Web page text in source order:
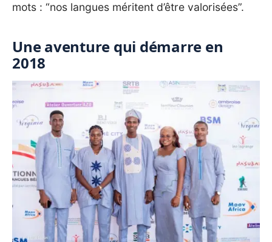
mots : “nos langues méritent d’être valorisées”.
‎Une aventure qui démarre en
2018